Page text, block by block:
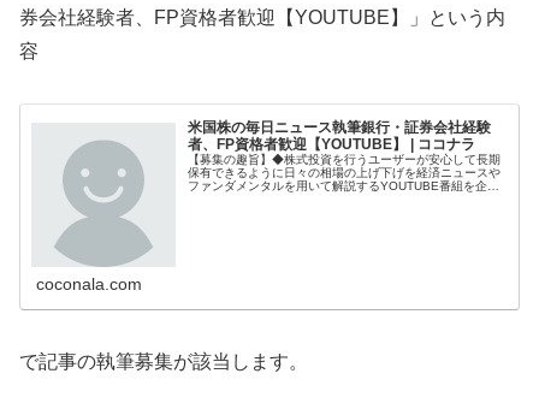
券会社経験者、FP資格者歓迎【YOUTUBE】」という内
容
米国株の毎日ニュース執筆銀行・証券会社経験
者、FP資格者歓迎【YOUTUBE】 | ココナラ
【募集の趣旨】◆株式投資を行うユーザーが安心して長期
保有できるように日々の相場の上げ下げを経済ニュースや
ファンダメンタルを用いて解説するYOUTUBE番組を企画
coconala.com
で記事の執筆募集が該当します。